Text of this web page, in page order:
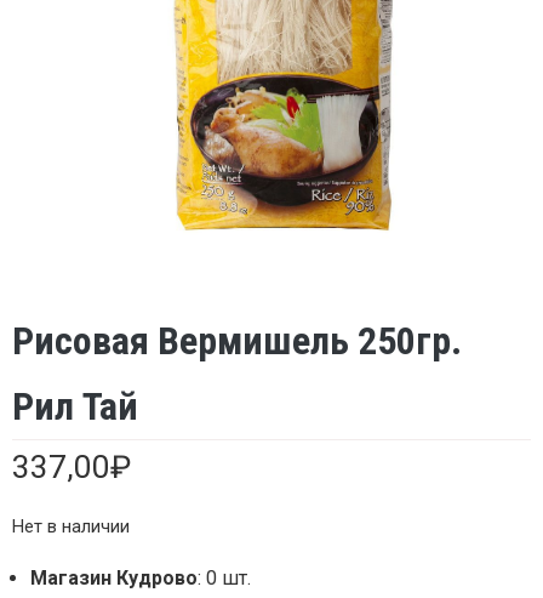
Рисовая Вермишель 250гр.
Рил Тай
337,00₽
Нет в наличии
Магазин Кудрово: 0 шт.